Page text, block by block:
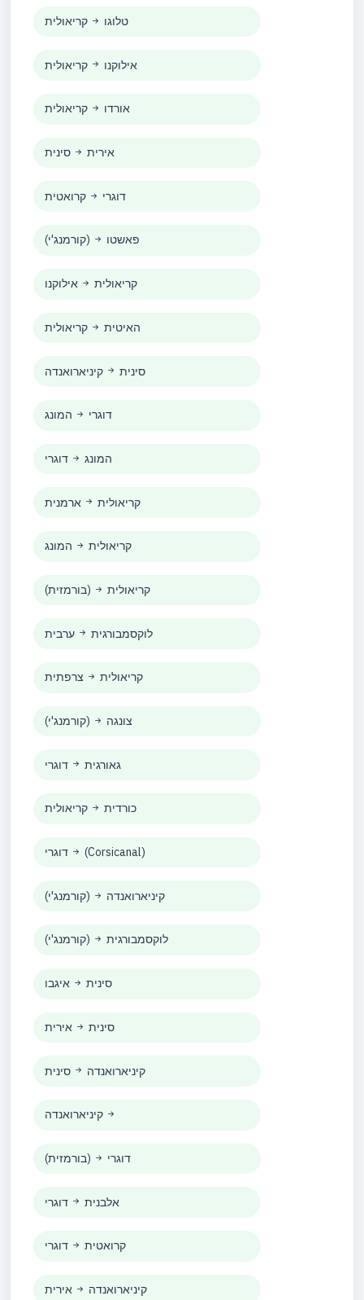
טלוגו קריאולית
אילוקנו קריאולית
אורדו קריאולית
אירית סינית
דוגרי קרואטית
פאשטו (קורמנג'י)
קריאולית אילוקנו
האיטית קריאולית
סינית קיניארואנדה
דוגרי המונג
המונג דוגרי
קריאולית ארמנית
קריאולית המונג
(בורמזית) קריאולית
לוקסמבורגית ערבית
קריאולית צרפתית
(קורמנג'י) צונגה
גאורגית דוגרי
כורדית קריאולית
דוגרי (Corsicanal)
קיניארואנדה (קורמנג'י)
לוקסמבורגית (קורמנג'י)
סינית איגבו
סינית אירית
קיניארואנדה סינית
קיניארואנדה
(בורמזית) דוגרי
אלבנית דוגרי
קרואטית דוגרי
קיניארואנדה אירית